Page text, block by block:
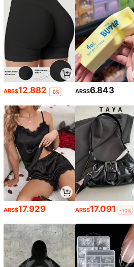
ARS$12.882 -8% ARS$6.843
ARS$17.929 ARS$17.091 -10%